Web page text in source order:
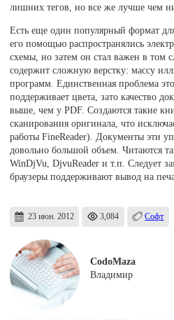
лишних тегов, но все же лучше чем
Есть еще один популярный формат
его помощью распространялись
схемы, но затем он стал важен в том
содержит сложную верстку: массу
программ. Единственная проблема
поддерживает цвета, зато качество
выше, чем у PDF. Создаются такие
сканирования оригинала, что
работы FineReader). Документы эти
довольно большой объем. Читаются
WinDjVu, DjvuReader и т.п. Следует
браузеры поддерживают вывод на
23 июн. 2012 3,084 Софт
CodoMaza
Владимир